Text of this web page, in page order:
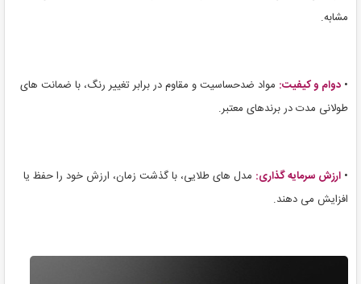
مشابه.
• دوام و کیفیت: مواد ضدحساسیت و مقاوم در برابر تغییر رنگ، با ضمانت های
طولانی مدت در برندهای معتبر.
• ارزش سرمایه گذاری: مدل های طلایی، با گذشت زمان، ارزش خود را حفظ یا
افزایش می دهند.